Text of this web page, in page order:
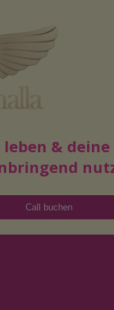
&
Call buchen